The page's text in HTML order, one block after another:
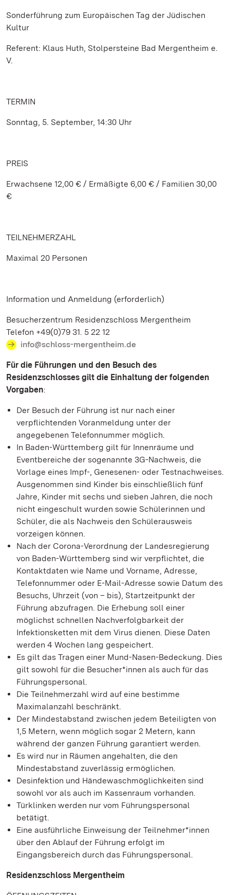
Sonderführung zum Europäischen Tag der Jüdischen
Kultur
Referent: Klaus Huth, Stolpersteine Bad Mergentheim e.
V.
TERMIN
Sonntag, 5. September, 14:30 Uhr
PREIS
Erwachsene 12,00 € / Ermäßigte 6,00 € / Familien 30,00
€
TEILNEHMERZAHL
Maximal 20 Personen
Information und Anmeldung (erforderlich)
Besucherzentrum Residenzschloss Mergentheim
Telefon +49(0)79 31. 5 22 12
info@schloss-mergentheim.de
Für die Führungen und den Besuch des
Residenzschlosses gilt die Einhaltung der folgenden
Vorgaben:
Der Besuch der Führung ist nur nach einer
verpflichtenden Voranmeldung unter der
angegebenen Telefonnummer möglich.
In Baden-Württemberg gilt für Innenräume und
Eventbereiche der sogenannte 3G-Nachweis, die
Vorlage eines Impf-, Genesenen- oder Testnachweises.
Ausgenommen sind Kinder bis einschließlich fünf
Jahre, Kinder mit sechs und sieben Jahren, die noch
nicht eingeschult wurden sowie Schülerinnen und
Schüler, die als Nachweis den Schülerausweis
vorzeigen können.
Nach der Corona-Verordnung der Landesregierung
von Baden-Württemberg sind wir verpflichtet, die
Kontaktdaten wie Name und Vorname, Adresse,
Telefonnummer oder E-Mail-Adresse sowie Datum des
Besuchs, Uhrzeit (von – bis), Startzeitpunkt der
Führung abzufragen. Die Erhebung soll einer
möglichst schnellen Nachverfolgbarkeit der
Infektionsketten mit dem Virus dienen. Diese Daten
werden 4 Wochen lang gespeichert.
Es gilt das Tragen einer Mund-Nasen-Bedeckung. Dies
gilt sowohl für die Besucher*innen als auch für das
Führungspersonal.
Die Teilnehmerzahl wird auf eine bestimme
Maximalanzahl beschränkt.
Der Mindestabstand zwischen jedem Beteiligten von
1,5 Metern, wenn möglich sogar 2 Metern, kann
während der ganzen Führung garantiert werden.
Es wird nur in Räumen angehalten, die den
Mindestabstand zuverlässig ermöglichen.
Desinfektion und Händewaschmöglichkeiten sind
sowohl vor als auch im Kassenraum vorhanden.
Türklinken werden nur vom Führungspersonal
betätigt.
Eine ausführliche Einweisung der Teilnehmer*innen
über den Ablauf der Führung erfolgt im
Eingangsbereich durch das Führungspersonal.
Residenzschloss Mergentheim